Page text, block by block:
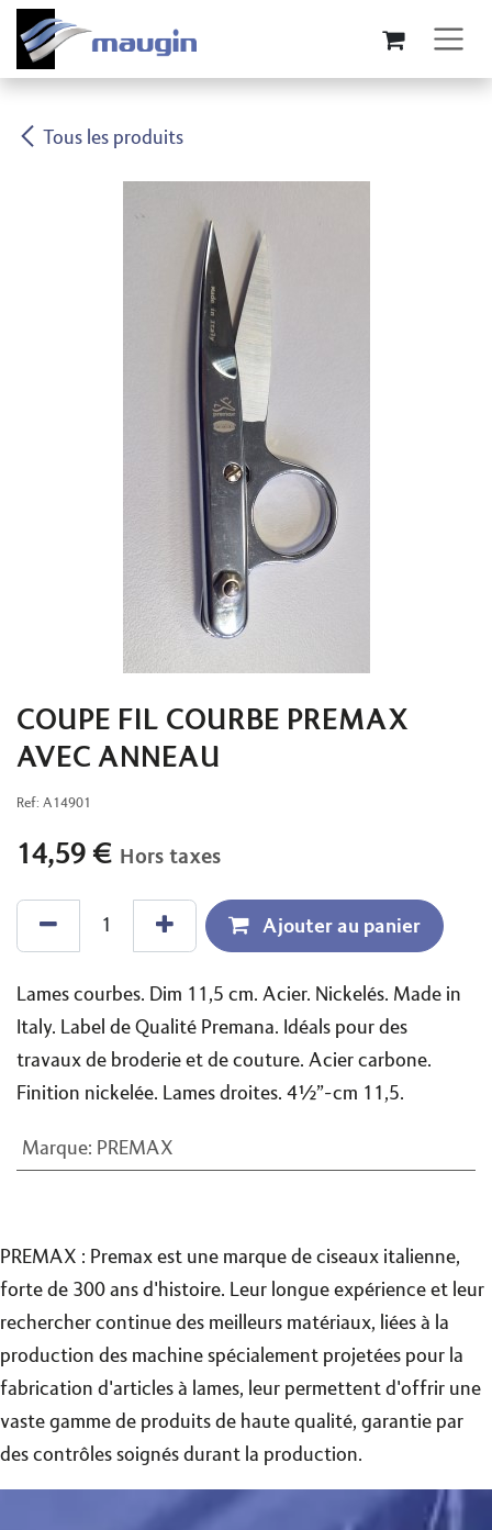
Se rendre au contenu
Tous les produits
COUPE FIL COURBE PREMAX
AVEC ANNEAU
Ref: A14901
14,59 € Hors taxes
Ajouter au panier
Lames courbes. Dim 11,5 cm. Acier. Nickelés. Made in
Italy. Label de Qualité Premana. Idéals pour des
travaux de broderie et de couture. Acier carbone.
Finition nickelée. Lames droites. 4½”-cm 11,5.
Marque: PREMAX
PREMAX : Premax est une marque de ciseaux italienne,
forte de 300 ans d'histoire. Leur longue expérience et leur
rechercher continue des meilleurs matériaux, liées à la
production des machine spécialement projetées pour la
fabrication d'articles à lames, leur permettent d'offrir une
vaste gamme de produits de haute qualité, garantie par
des contrôles soignés durant la production.